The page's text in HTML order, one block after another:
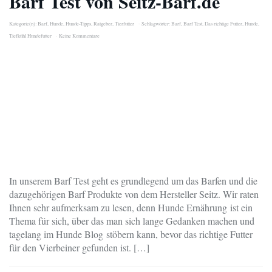
Kategorie(n):Barf,Hunde,Hunde-Tipps,Ratgeber,Tierfutter Schlagwörter:Barf,Barf Test,Das richtige Futter,Hunde,
Tiefkühl Hundefutter
Keine Kommentare
In unserem Barf Test geht es grundlegend um das Barfen und die
dazugehörigen Barf Produkte von dem Hersteller Seitz. Wir raten
Ihnen sehr aufmerksam zu lesen, denn Hunde Ernährung ist ein
Thema für sich, über das man sich lange Gedanken machen und
tagelang im Hunde Blog stöbern kann, bevor das richtige Futter
für den Vierbeiner gefunden ist. […]